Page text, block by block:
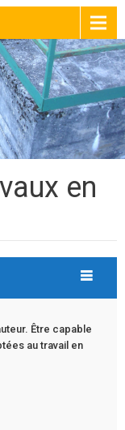
en
Être capable
au travail en